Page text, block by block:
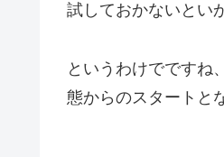
試しておかないとい
というわけでですね
態からのスタートと